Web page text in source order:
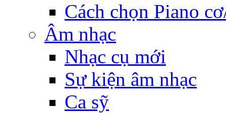
Cách chọn Piano
Âm nhạc
Nhạc cụ mới
Sự kiện âm nhạc
Ca sỹ